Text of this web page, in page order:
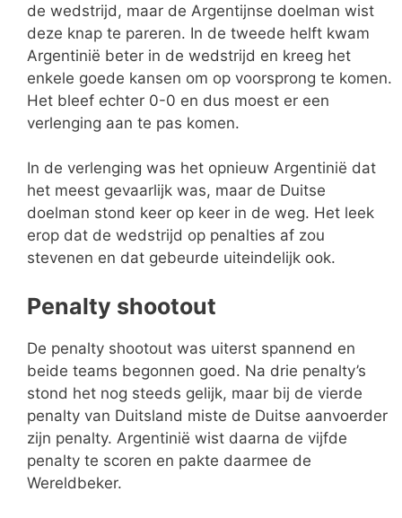
de wedstrijd, maar de Argentijnse doelman wist
deze knap te pareren. In de tweede helft kwam
Argentinië beter in de wedstrijd en kreeg het
enkele goede kansen om op voorsprong te komen.
Het bleef echter 0-0 en dus moest er een
verlenging aan te pas komen.
In de verlenging was het opnieuw Argentinië dat
het meest gevaarlijk was, maar de Duitse
doelman stond keer op keer in de weg. Het leek
erop dat de wedstrijd op penalties af zou
stevenen en dat gebeurde uiteindelijk ook.
Penalty shootout
De penalty shootout was uiterst spannend en
beide teams begonnen goed. Na drie penalty’s
stond het nog steeds gelijk, maar bij de vierde
penalty van Duitsland miste de Duitse aanvoerder
zijn penalty. Argentinië wist daarna de vijfde
penalty te scoren en pakte daarmee de
Wereldbeker.